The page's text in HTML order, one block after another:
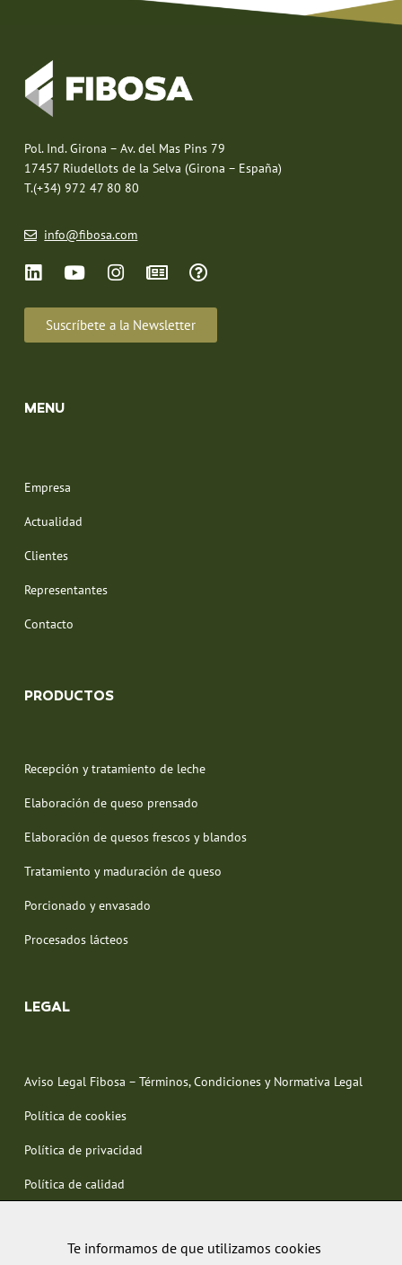
Pol. Ind. Girona – Av. del Mas Pins 79
17457 Riudellots de la Selva (Girona – España)
T.(+34) 972 47 80 80
info@fibosa.com
Suscríbete a la Newsletter
MENU
Empresa
Actualidad
Clientes
Representantes
Contacto
PRODUCTOS
Recepción y tratamiento de leche
Elaboración de queso prensado
Elaboración de quesos frescos y blandos
Tratamiento y maduración de queso
Porcionado y envasado
Procesados lácteos
LEGAL
Aviso Legal Fibosa – Términos, Condiciones y Normativa Legal
Política de cookies
Política de privacidad
Política de calidad
Te informamos de que utilizamos cookies